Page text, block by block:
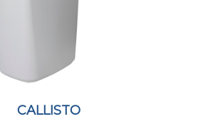
CALLISTO